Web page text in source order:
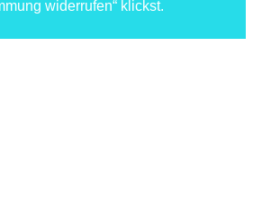
widerrufen“ klickst.